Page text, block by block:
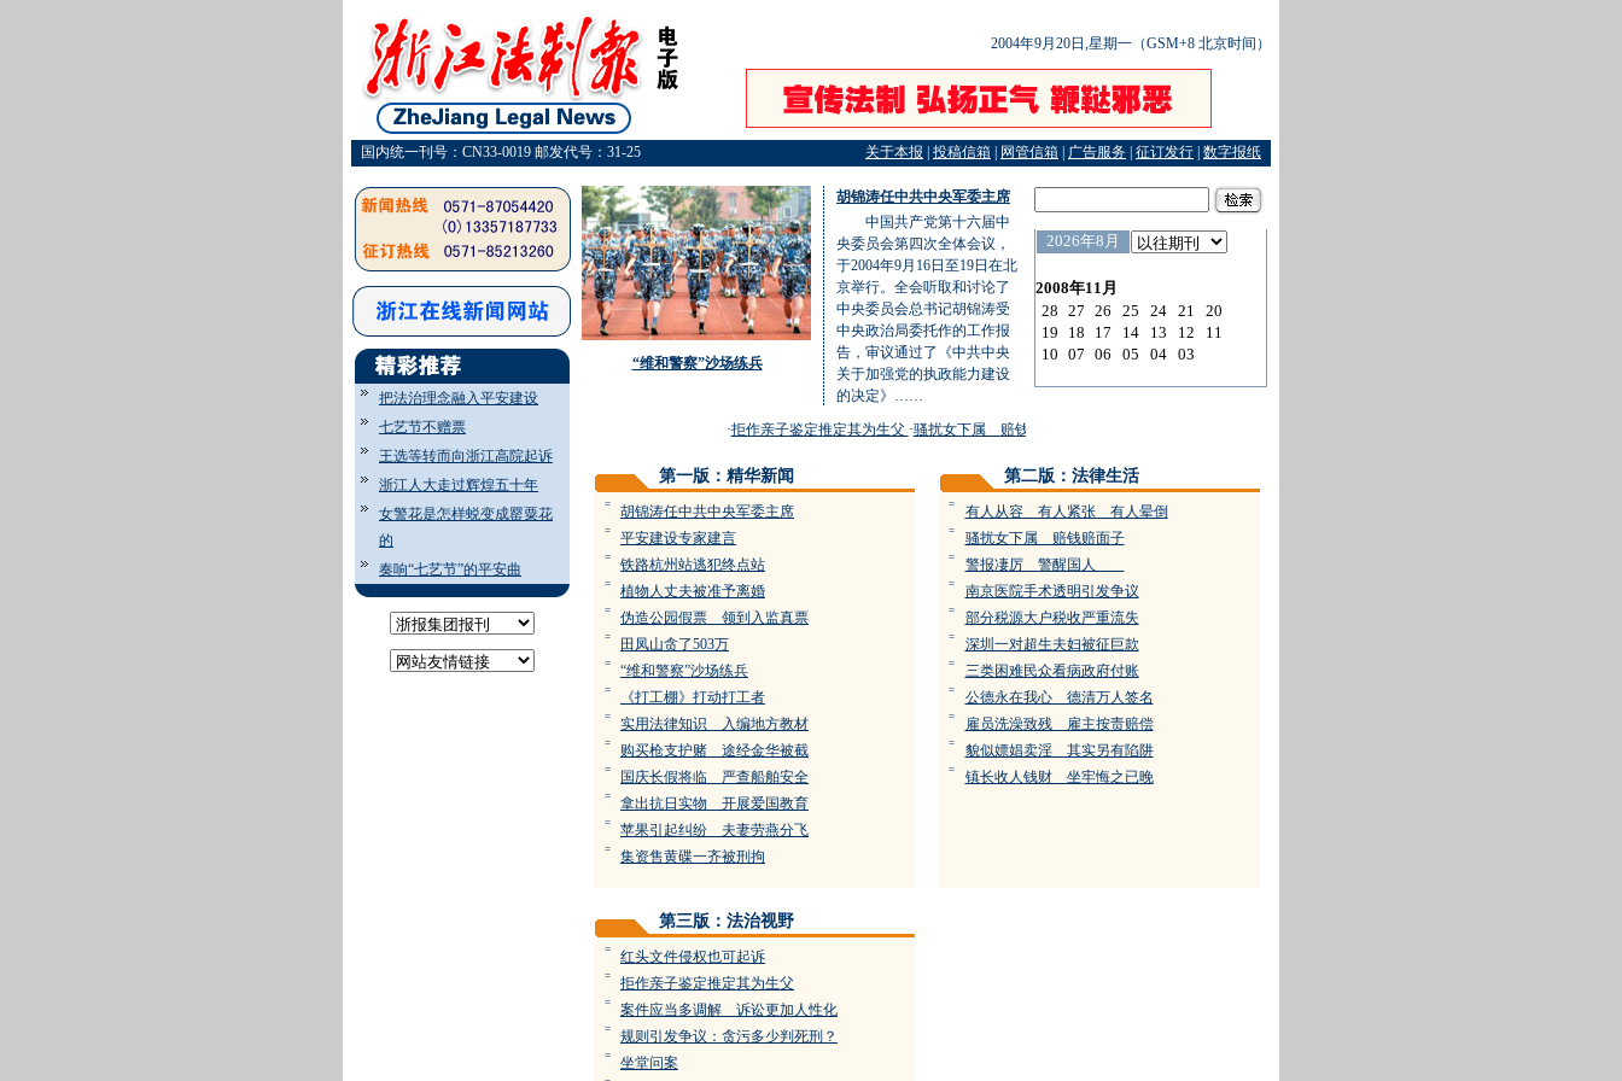
2004年9月20日,星期一（GSM+8 北京时间）
国内统一刊号：CN33-0019 邮发代号：31-25 关于本报 投稿信箱 网管信箱 广告服务 征订发行 数字报纸
把法治理念融入平安建设
七艺节不赠票
王选等转而向浙江高院起诉
浙江人大走过辉煌五十年
女警花是怎样蜕变成罂粟花
的
奏响“七艺节”的平安曲
“维和警察”沙场练兵
胡锦涛任中共中央军委主席
中国共产党第十六届中
央委员会第四次全体会议，
于2004年9月16日至19日在北
京举行。全会听取和讨论了
中央委员会总书记胡锦涛受
中央政治局委托作的工作报
告，审议通过了《中共中央
关于加强党的执政能力建设
的决定》……
拒作亲子鉴定推定其为生父· 骚扰女下属 赔钱赔面子
第一版：精华新闻
= 胡锦涛任中共中央军委主席
= 平安建设专家建言
= 铁路杭州站逃犯终点站
= 植物人丈夫被准予离婚
= 伪造公园假票 领到入监真票
= 田凤山贪了503万
= “维和警察”沙场练兵
= 《打工棚》打动打工者
= 实用法律知识 入编地方教材
= 购买枪支护赌 途经金华被截
= 国庆长假将临 严查船舶安全
= 拿出抗日实物 开展爱国教育
= 苹果引起纠纷 夫妻劳燕分飞
= 集资售黄碟一齐被刑拘
第二版：法律生活
= 有人从容 有人紧张 有人晕倒
= 骚扰女下属 赔钱赔面子
= 警报凄厉 警醒国人
= 南京医院手术透明引发争议
= 部分税源大户税收严重流失
= 深圳一对超生夫妇被征巨款
= 三类困难民众看病政府付账
= 公德永在我心 德清万人签名
= 雇员洗澡致残 雇主按责赔偿
= 貌似嫖娼卖淫 其实另有陷阱
= 镇长收人钱财 坐牢悔之已晚
第三版：法治视野
= 红头文件侵权也可起诉
= 拒作亲子鉴定推定其为生父
= 案件应当多调解 诉讼更加人性化
= 规则引发争议：贪污多少判死刑？
= 坐堂问案